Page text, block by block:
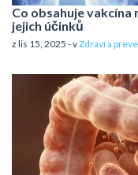
Co obsahuje vakcína
jejich účinků
z lis 15, 2025 - vZdraví a